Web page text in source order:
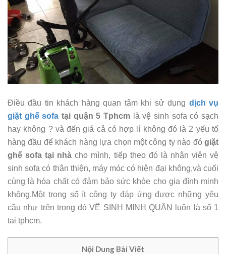
Điều đầu tin khách hàng quan tâm khi sử dụng dịch vụ
giặt ghế sofa tại quận 5 Tphcm là vệ sinh sofa có sạch
hay không ? và đến giá cả có hợp lí không đó là 2 yếu tố
hàng đầu để khách hàng lựa chọn một công ty nào đó giặt
ghế sofa tại nhà cho mình, tiếp theo đó là nhân viên vệ
sinh sofa có thân thiện, máy móc có hiện đại không,và cuối
cùng là hóa chất có đảm bảo sức khỏe cho gia đình minh
không.Một trong số ít công ty đáp ứng được những yêu
cầu như trên trong đó VỆ SINH MINH QUÂN luôn là số 1
tại tphcm.
Nội Dung Bài Viết